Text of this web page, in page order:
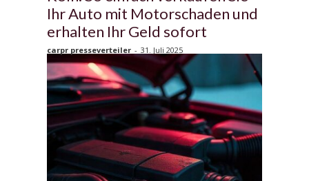
Ihr Auto mit Motorschaden und
erhalten Ihr Geld sofort
carpr presseverteiler - 31. Juli 2025